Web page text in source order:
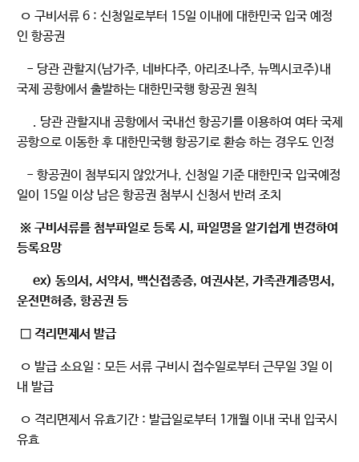
ㅇ 구비서류 6 : 신청일로부터 15일 이내에 대한민국 입국 예정
인 항공권
- 당관 관할지(남가주, 네바다주, 아리조나주, 뉴멕시코주)내
국제 공항에서 출발하는 대한민국행 항공권 원칙
. 당관 관할지내 공항에서 국내선 항공기를 이용하여 여타 국제
공항으로 이동한 후 대한민국행 항공기로 환승 하는 경우도 인정
- 항공권이 첨부되지 않았거나, 신청일 기준 대한민국 입국예정
일이 15일 이상 남은 항공권 첨부시 신청서 반려 조치
※ 구비서류를 첨부파일로 등록 시, 파일명을 알기쉽게 변경하여
등록요망
ex) 동의서, 서약서, 백신접종증, 여권사본, 가족관계증명서,
운전면허증, 항공권 등
□ 격리면제서 발급
ㅇ 발급 소요일 : 모든 서류 구비시 접수일로부터 근무일 3일 이
내 발급
ㅇ 격리면제서 유효기간 : 발급일로부터 1개월 이내 국내 입국시
유효